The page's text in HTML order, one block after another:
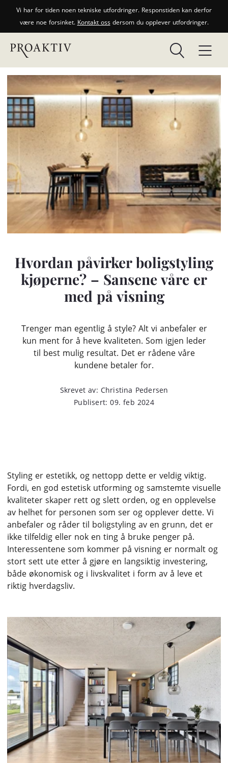
Vi har for tiden noen tekniske utfordringer. Responstiden kan derfor
være noe forsinket. Kontakt ossdersom du opplever utfordringer.
Hvordan påvirker boligstyling
kjøperne? – Sansene våre er
med på visning
Trenger man egentlig å style? Alt vi anbefaler er
kun ment for å heve kvaliteten. Som igjen leder
til best mulig resultat. Det er rådene våre
kundene betaler for.
Skrevet av: Christina Pedersen
Publisert: 09. feb 2024
Styling er estetikk, og nettopp dette er veldig viktig.
Fordi, en god estetisk utforming og samstemte visuelle
kvaliteter skaper rett og slett orden, og en opplevelse
av helhet for personen som ser og opplever dette. Vi
anbefaler og råder til boligstyling av en grunn, det er
ikke tilfeldig eller nok en ting å bruke penger på.
Interessentene som kommer på visning er normalt og
stort sett ute etter å gjøre en langsiktig investering,
både økonomisk og i livskvalitet i form av å leve et
riktig hverdagsliv.